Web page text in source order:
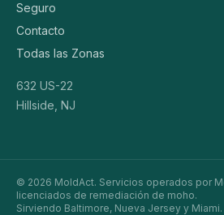
Seguro
Contacto
Todas las Zonas
632 US-22
Hillside, NJ
© 2026 MoldAct. Servicios operados por
licenciados de remediación de moho.
Sirviendo Baltimore, Nueva Jersey y Miami.